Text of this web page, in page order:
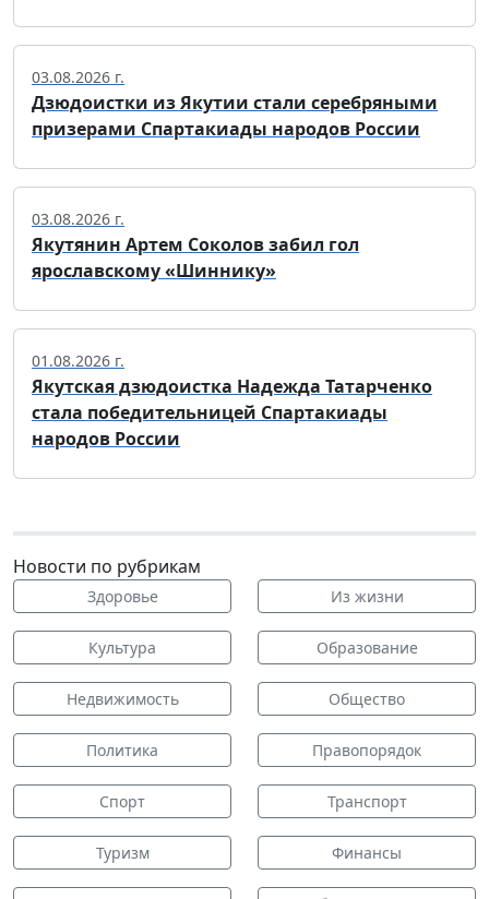
03.08.2026 г.
Дзюдоистки из Якутии стали серебряными
призерами Спартакиады народов России
03.08.2026 г.
Якутянин Артем Соколов забил гол
ярославскому «Шиннику»
01.08.2026 г.
Якутская дзюдоистка Надежда Татарченко
стала победительницей Спартакиады
народов России
Новости по рубрикам
Здоровье Из жизни
Культура Образование
Недвижимость Общество
Политика Правопорядок
Спорт Транспорт
Туризм Финансы